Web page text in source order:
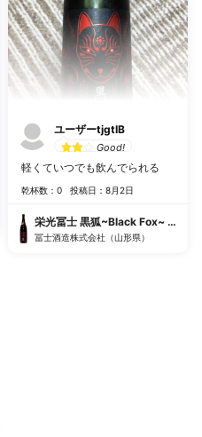
吟醸無濾過生原酒
ユーザーtjgtIB
Good!
軽くていつでも飲んでられる
乾杯数：0 投稿日：8月2日
栄光冨士 黒狐~Black Fox~ 純米大
冨士酒造株式会社（山形県）